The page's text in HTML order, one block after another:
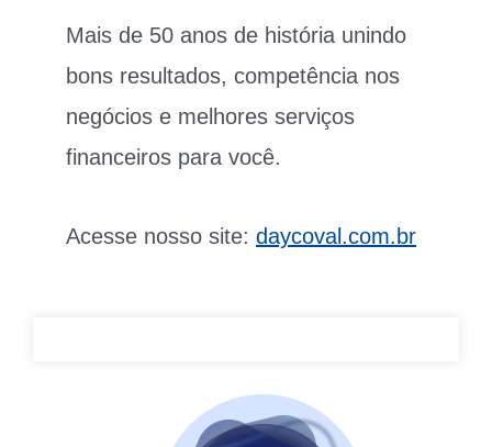
Mais de 50 anos de história unindo
bons resultados, competência nos
negócios e melhores serviços
financeiros para você.
Acesse nosso site: daycoval.com.br